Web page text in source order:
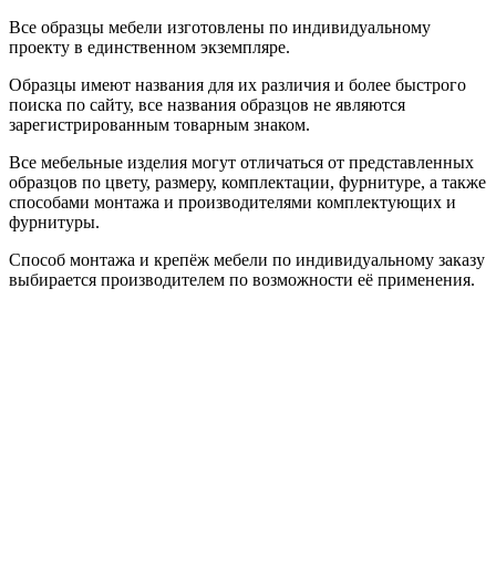
Все образцы мебели изготовлены по индивидуальному
проекту в единственном экземпляре.
Образцы имеют названия для их различия и более быстрого
поиска по сайту, все названия образцов не являются
зарегистрированным товарным знаком.
Все мебельные изделия могут отличаться от представленных
образцов по цвету, размеру, комплектации, фурнитуре, а также
способами монтажа и производителями комплектующих и
фурнитуры.
Способ монтажа и крепёж мебели по индивидуальному заказу
выбирается производителем по возможности её применения.